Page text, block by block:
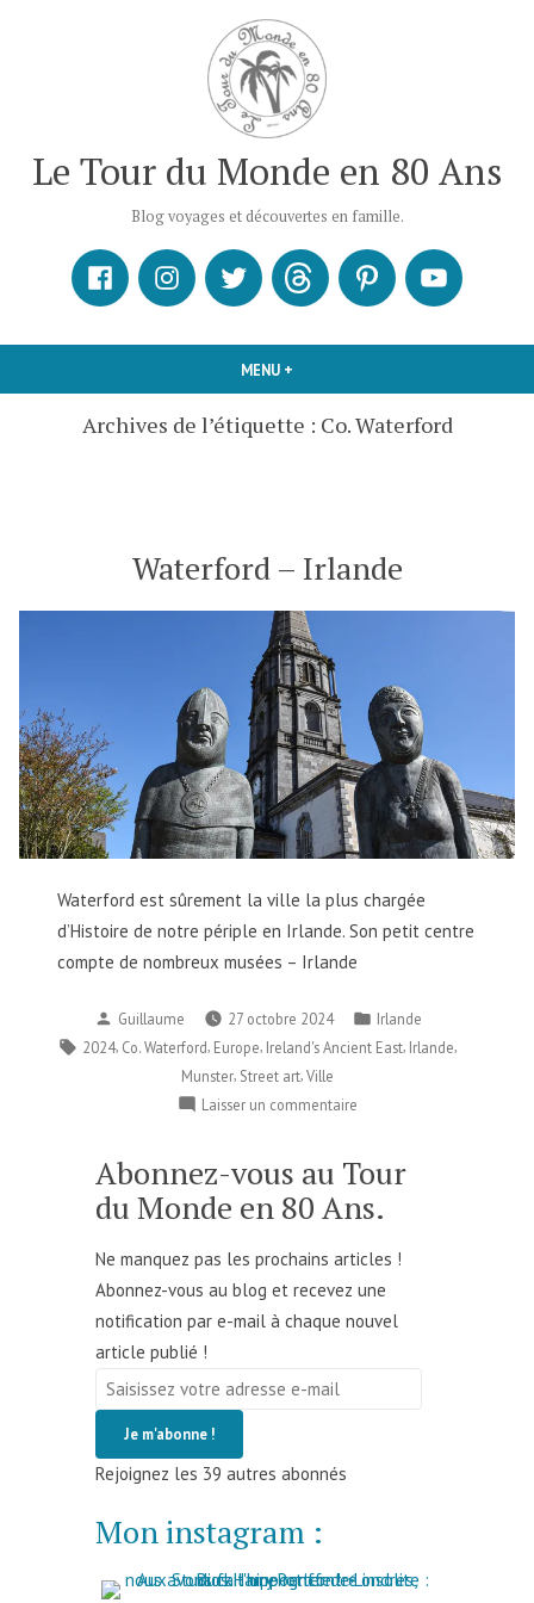
Le Tour du Monde en 80 Ans
Blog voyages et découvertes en famille.
MENU +
FacebookInstagram
X ThreadsPinterestYoutube
Archives de l’étiquette : Co. Waterford
Waterford – Irlande
Waterford est sûrement la ville la plus chargée
d’Histoire de notre périple en Irlande. Son petit centre
compte de nombreux musées – Irlande
Publié
par
Guillaume 27 octobre 2024
Publié
dans
Irlande
Étiquettes :
2024, Co. Waterford Europe Ireland's Ancient East, Irlande
Munster Street art Ville
Laisser un commentairesur
Irlande
Abonnez-vous au Tour
du Monde en 80 Ans.
Ne manquez pas les prochains articles !
Abonnez-vous au blog et recevez une
notification par e-mail à chaque nouvel
article publié !
Saisissez
votre
adresse
e-
Je m'abonne !
Rejoignez les 39 autres abonnés
Mon instagram :